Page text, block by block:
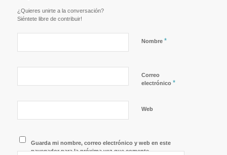
¿Quieres unirte a la conversación?
Siéntete libre de contribuir!
Nombre *
Correo
electrónico *
Web
Guarda mi nombre, correo electrónico y web en este
navegador para la próxima vez que comente.